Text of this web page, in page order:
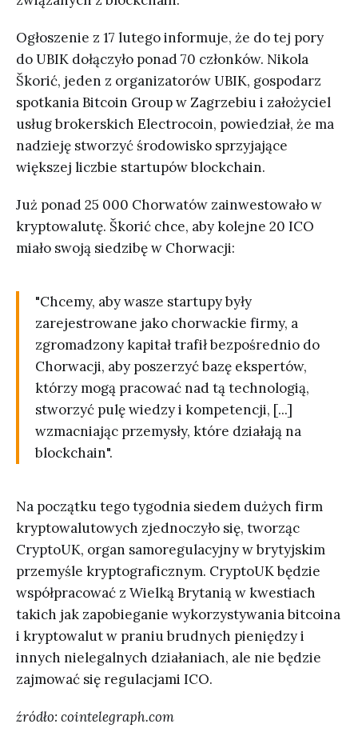
Ogłoszenie z 17 lutego informuje, że do tej pory
do UBIK dołączyło ponad 70 członków. Nikola
Škorić, jeden z organizatorów UBIK, gospodarz
spotkania Bitcoin Group w Zagrzebiu i założyciel
usług brokerskich Electrocoin, powiedział, że ma
nadzieję stworzyć środowisko sprzyjające
większej liczbie startupów blockchain.
Już ponad 25 000 Chorwatów zainwestowało w
kryptowalutę. Škorić chce, aby kolejne 20 ICO
miało swoją siedzibę w Chorwacji:
"Chcemy, aby wasze startupy były
zarejestrowane jako chorwackie firmy, a
zgromadzony kapitał trafił bezpośrednio do
Chorwacji, aby poszerzyć bazę ekspertów,
którzy mogą pracować nad tą technologią,
stworzyć pulę wiedzy i kompetencji, [...]
wzmacniając przemysły, które działają na
blockchain".
Na początku tego tygodnia siedem dużych firm
kryptowalutowych zjednoczyło się, tworząc
CryptoUK, organ samoregulacyjny w brytyjskim
przemyśle kryptograficznym. CryptoUK będzie
współpracować z Wielką Brytanią w kwestiach
takich jak zapobieganie wykorzystywania bitcoina
i kryptowalut w praniu brudnych pieniędzy i
innych nielegalnych działaniach, ale nie będzie
zajmować się regulacjami ICO.
źródło: cointelegraph.com